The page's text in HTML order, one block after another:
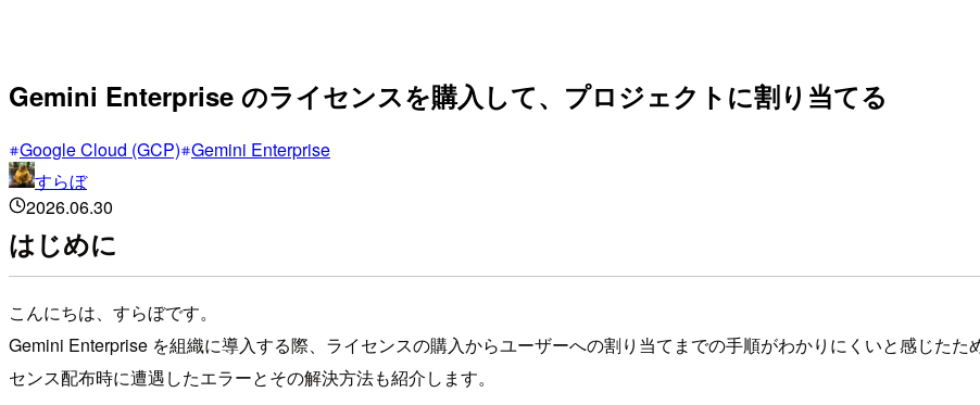
Gemini Enterprise のライセンスを購入して、プロジェクトに割り当てる
Google Cloud (GCP) Gemini Enterprise
すらぼ
2026.06.30
はじめに
こんにちは、すらぼです。
Gemini Enterprise を組織に導入する際、ライセンスの購入からユーザーへの割り当てまでの手順がわかりにくいと感じた
センス配布時に遭遇したエラーとその解決方法も紹介します。